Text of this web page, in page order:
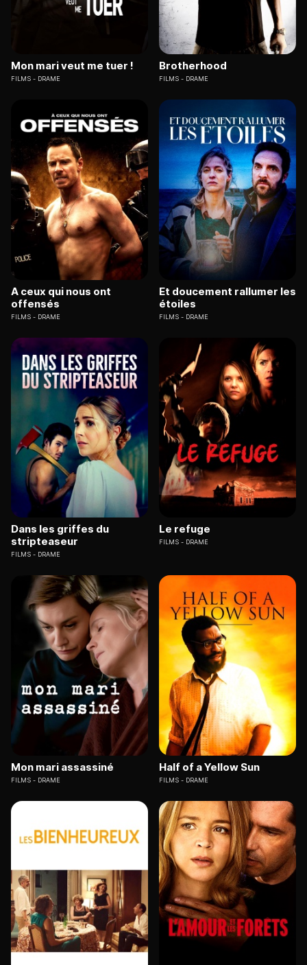
Mon mari veut me tuer !
FILMS DRAME
Brotherhood
FILMS DRAME
A ceux qui nous ont
offensés
FILMS DRAME
Et doucement rallumer les
étoiles
FILMS DRAME
Dans les griffes du
stripteaseur
FILMS DRAME
Le refuge
FILMS DRAME
Mon mari assassiné
FILMS DRAME
Half of a Yellow Sun
FILMS DRAME